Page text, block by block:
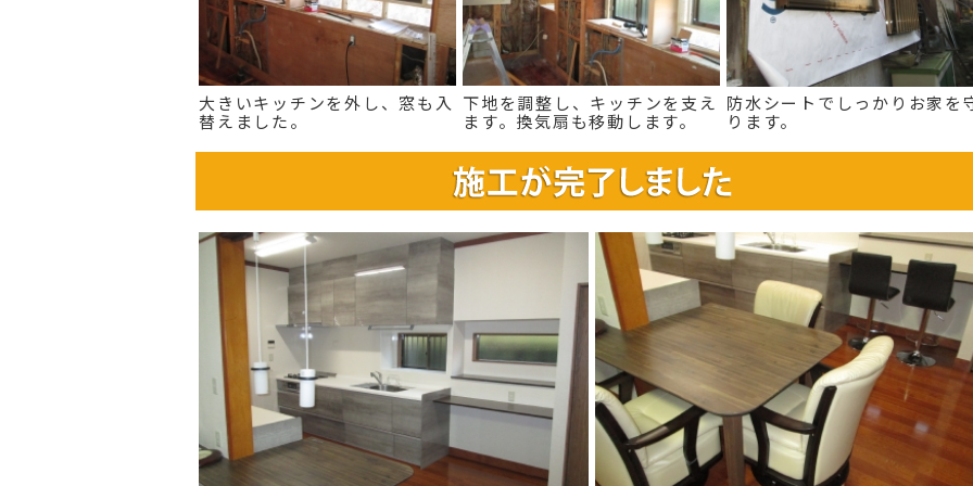
大きいキッチンを外し、窓も入
替えました。
下地を調整し、キッチンを支え
ます。換気扇も移動します。
防水シートでしっかりお家を
ります。